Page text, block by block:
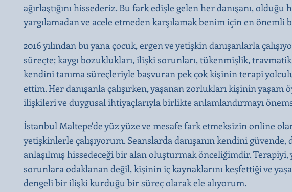
ağırlaştığını hissederiz. Bu fark edişle gelen her danışanı, olduğu
yargılamadan ve acele etmeden karşılamak benim için en önemli
2016 yılından bu yana çocuk, ergen ve yetişkin danışanlarla
süreçte; kaygı bozuklukları, ilişki sorunları, tükenmişlik, travmatik
kendini tanıma süreçleriyle başvuran pek çok kişinin terapi
ettim. Her danışanla çalışırken, yaşanan zorlukları kişinin yaşam
ilişkileri ve duygusal ihtiyaçlarıyla birlikte anlamlandırmayı
İstanbul Maltepe'de yüz yüze ve mesafe fark etmeksizin online
yetişkinlerle çalışıyorum. Seanslarda danışanın kendini güvende,
anlaşılmış hissedeceği bir alan oluşturmak önceliğimdir. Terapiyi,
sorunlara odaklanan değil, kişinin iç kaynaklarını keşfettiği ve
dengeli bir ilişki kurduğu bir süreç olarak ele alıyorum.